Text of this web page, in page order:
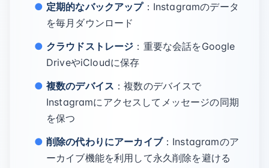
定期的なバックアップ：Instagramのデータ
を毎月ダウンロード
クラウドストレージ ：重要な会話をGoogle
DriveやiCloudに保存
複数のデバイス ：複数のデバイスで
Instagramにアクセスしてメッセージの同期
を保つ
削除の代わりにアーカイブ：Instagramのア
ーカイブ機能を利用して永久削除を避ける